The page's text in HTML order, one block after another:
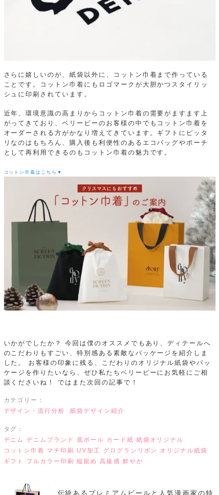
さらに嬉しいのが、紙袋以外に、コットン巾着まで作っている
ことです。コットン巾着にもロゴマークが大胆かつスタイリッ
シュに印刷されています。
近年、環境意識の高まりからコットン巾着の需要がますます上
がってきており、ベリービーのお客様の中でもコットン巾着を
オーダーされる方がかなり増えてきています。ギフトにピッタ
リなのはもちろん、購入後も利便性のあるエコバッグやポーチ
として再利用できるのもコットン巾着の魅力です。
コットン巾着はこちら▼
いかがでしたか？
今回は僕のオススメでもあり、ディテールへ
のこだわりもすごい、特別感ある素敵なパッケージを紹介しま
した。
お客様の印象に残る、こだわりのオリジナル紙袋やパッ
ケージを作りたいなら、ぜひ私たちベリービーにお気軽にご相
談くださいね！
ではまた次回の記事で！
カテゴリー：
デザイン・流行分析
紙袋デザイン紹介
タグ：
デニム デニムブランド 底ボール カード紙 紙袋オリジナル
コットン巾着 マチ印刷 UV加工 グログランリボン
オリジナル紙袋
ギフト
フルカラー印刷 縦留め 高級感 鮮やか
伝統あるプレミアムビールと人気漫画家の特